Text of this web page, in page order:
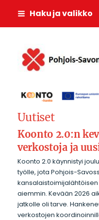
Siirry
Haku ja valikko
Uutiset
Koonto 2.0:n
verkostoja ja
Koonto 2.0 käynnistyi
työlle, jota Pohjois-
aiemmin. Kevään 2026
jatkolle oli tarve.
verkostojen